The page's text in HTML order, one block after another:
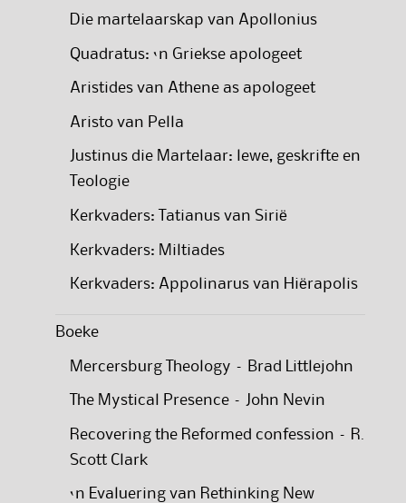
Die martelaarskap van Apollonius
Quadratus: ‘n Griekse apologeet
Aristides van Athene as apologeet
Aristo van Pella
Justinus die Martelaar: lewe, geskrifte en
Teologie
Kerkvaders: Tatianus van Sirië
Kerkvaders: Miltiades
Kerkvaders: Appolinarus van Hiërapolis
Boeke
Mercersburg Theology – Brad Littlejohn
The Mystical Presence – John Nevin
Recovering the Reformed confession – R.
Scott Clark
‘n Evaluering van Rethinking New